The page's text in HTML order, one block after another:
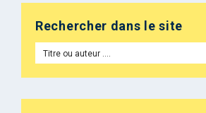
Rechercher dans le site